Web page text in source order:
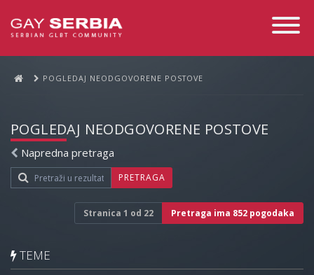
Toggle
POGLEDAJ NEODGOVORENE POSTOVE
POGLEDAJ NEODGOVORENE POSTOVE
Napredna pretraga
PRETRAGA
Stranica 1 od 22 Pretraga ima 852 pogodaka
TEME